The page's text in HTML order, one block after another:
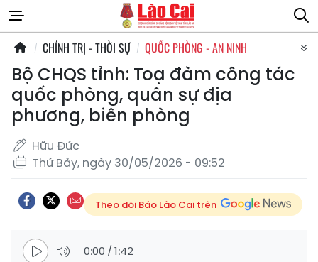
CHÍNH TRỊ - THỜI SỰ QUỐC PHÒNG - AN NINH
Bộ CHQS tỉnh: Toạ đàm công tác
quốc phòng, quân sự địa
phương, biên phòng
Hữu Đức
Thứ Bảy, ngày 30/05/2026 - 09:52
Theo dõi Báo Lào Cai trên
0:00 /1:42